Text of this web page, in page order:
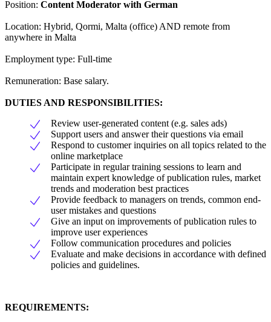
Position: Content Moderator with German
Location: Hybrid, Qormi, Malta (office) AND remote from
anywhere in Malta
Employment type: Full-time
Remuneration: Base salary.
DUTIES AND RESPONSIBILITIES:
Review user-generated content (e.g. sales ads)
Support users and answer their questions via email
Respond to customer inquiries on all topics related to the
online marketplace
Participate in regular training sessions to learn and
maintain expert knowledge of publication rules, market
trends and moderation best practices
Provide feedback to managers on trends, common end-
user mistakes and questions
Give an input on improvements of publication rules to
improve user experiences
Follow communication procedures and policies
Evaluate and make decisions in accordance with defined
policies and guidelines.
REQUIREMENTS: